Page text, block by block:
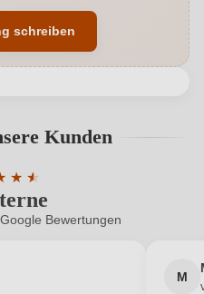
Andere
San Giovanni Suergiu, Italien
schreiben
werden. Bitte loggen Sie sich
Neuer Kunde?
Kunden
★ ★
★
Bewertung von 4.7
Bewertungen
M